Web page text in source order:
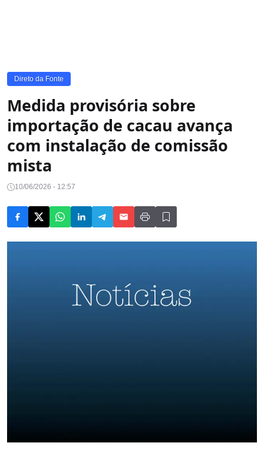
Direto da Fonte
Medida provisória sobre
importação de cacau avança
com instalação de comissão
mista
10/06/2026 - 12:57